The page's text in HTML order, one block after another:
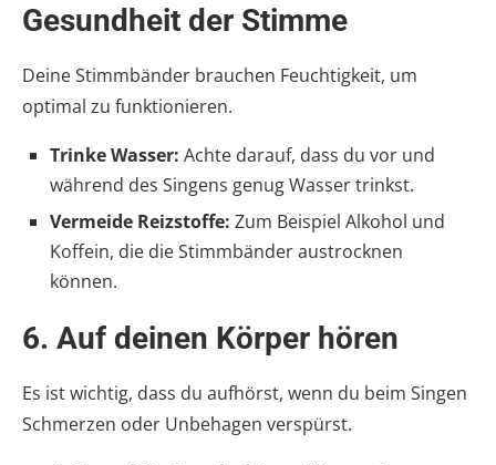
Gesundheit der Stimme
Deine Stimmbänder brauchen Feuchtigkeit, um
optimal zu funktionieren.
Trinke Wasser: Achte darauf, dass du vor und
während des Singens genug Wasser trinkst.
Vermeide Reizstoffe: Zum Beispiel Alkohol und
Koffein, die die Stimmbänder austrocknen
können.
6. Auf deinen Körper hören
Es ist wichtig, dass du aufhörst, wenn du beim Singen
Schmerzen oder Unbehagen verspürst.